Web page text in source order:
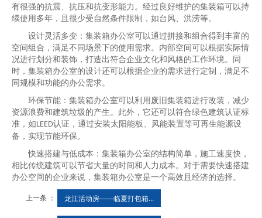
有很强的抗震、抗压和抗变形能力。经过良好维护的集装箱可以持
续使用多年，且很少受自然条件限制，如台风、洪涝等。
设计灵活多变：集装箱办公室可以通过拼接和组合得到丰富的
空间组合，满足不同场景下的使用需求。内部空间可以根据实际情
况进行划分和装饰，打造出符合企业文化和风格的工作环境。同
时，集装箱办公室的设计还可以根据企业的需求进行定制，满足不
同规模和功能的办公需求。
环保节能：集装箱办公室可以利用废旧集装箱进行改装，减少
资源浪费和建筑垃圾的产生。此外，它还可以符合绿色建筑认证标
准，如LEED认证，通过安装太阳能板、风能装置等可再生能源设
备，实现节能环保。
快速搭建与低成本：集装箱办公室的结构简单，施工速度快，
相比传统建筑可以节省大量的时间和人力成本。对于需要快速搭建
办公空间的企业来说，集装箱办公室是一个高效且经济的选择。
上一条 ： 龙江活动房——临夏打包箱...